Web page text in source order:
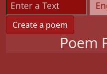
Poem